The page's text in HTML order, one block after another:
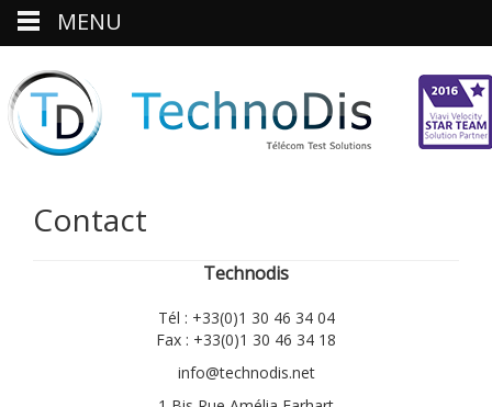
Contact
Technodis
Tél : +33(0)1 30 46 34 04
Fax : +33(0)1 30 46 34 18
info@technodis.net
MENU